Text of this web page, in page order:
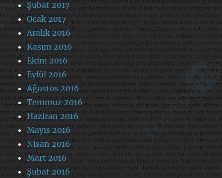
Şubat 2017
Ocak 2017
Aralık 2016
Kasım 2016
Ekim 2016
Eylül 2016
Ağustos 2016
Temmuz 2016
Haziran 2016
Mayıs 2016
Nisan 2016
Mart 2016
Şubat 2016